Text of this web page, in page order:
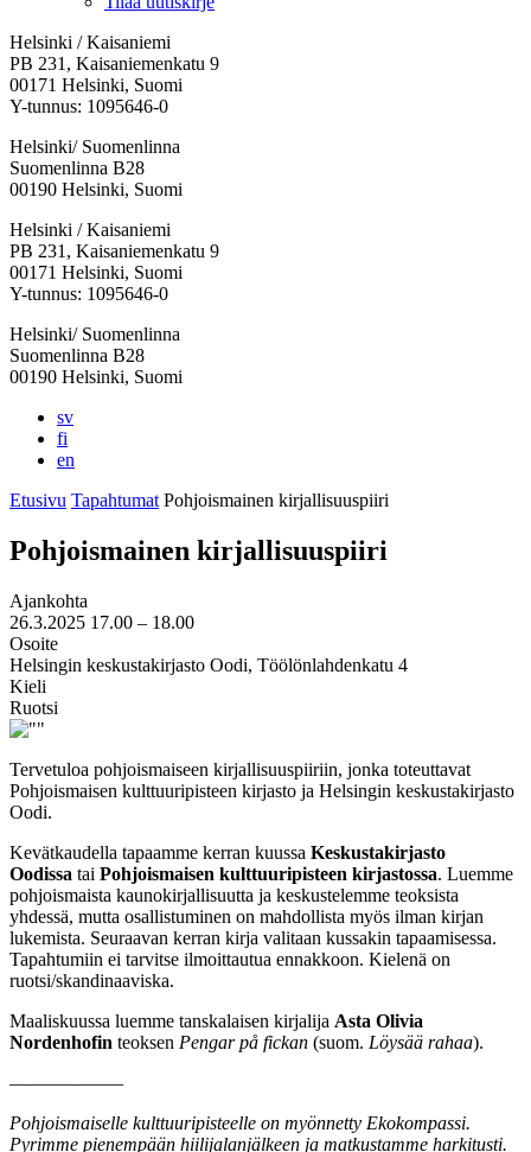
Helsinki / Kaisaniemi
PB 231, Kaisaniemenkatu 9
00171 Helsinki, Suomi
Y-tunnus: 1095646-0
Helsinki/ Suomenlinna
Suomenlinna B28
00190 Helsinki, Suomi
Facebook:
Avataan
uuteen
välilehteen
Instagram:
Avataan
uuteen
välilehteen
TikTok:
Avataan
uuteen
välilehteen
Youtube:
Avataan
uuteen
välilehteen
Vimeo:
Avataan
uuteen
välilehteen
Helsinki / Kaisaniemi
PB 231, Kaisaniemenkatu 9
00171 Helsinki, Suomi
Y-tunnus: 1095646-0
Helsinki/ Suomenlinna
Suomenlinna B28
00190 Helsinki, Suomi
sv
fi
en
Etusivu Tapahtumat Pohjoismainen kirjallisuuspiiri
Pohjoismainen kirjallisuuspiiri
Ajankohta
26.3.2025 17.00 – 18.00
Osoite
Helsingin keskustakirjasto Oodi, Töölönlahdenkatu 4
Kieli
Ruotsi
Tervetuloa pohjoismaiseen kirjallisuuspiiriin, jonka toteuttavat
Pohjoismaisen kulttuuripisteen kirjasto ja Helsingin keskustakirjasto
Oodi.
Kevätkaudella tapaamme kerran kuussa Keskustakirjasto
Oodissa tai Pohjoismaisen kulttuuripisteen kirjastossa. Luemme
pohjoismaista kaunokirjallisuutta ja keskustelemme teoksista
yhdessä, mutta osallistuminen on mahdollista myös ilman kirjan
lukemista. Seuraavan kerran kirja valitaan kussakin tapaamisessa.
Tapahtumiin ei tarvitse ilmoittautua ennakkoon. Kielenä on
ruotsi/skandinaaviska.
Maaliskuussa luemme tanskalaisen kirjalija Asta Olivia
Nordenhofin teoksen Pengar på fickan (suom. Löysää rahaa).
––––––––––––
Pohjoismaiselle kulttuuripisteelle on myönnetty Ekokompassi.
Pyrimme pienempään hiilijalanjälkeen ja matkustamme harkitusti.